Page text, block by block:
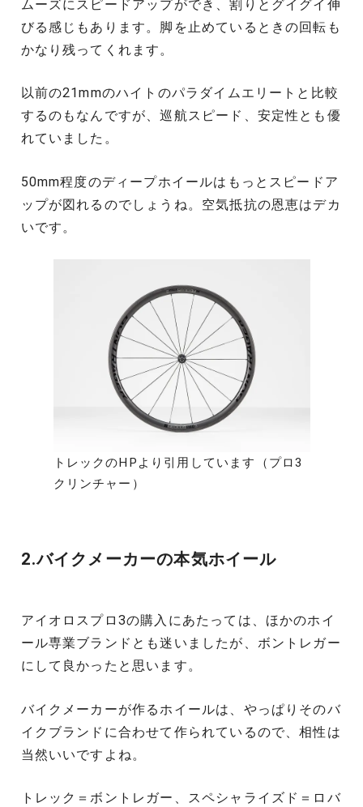
ムーズにスピードアップができ、割りとグイグイ伸
びる感じもあります。脚を止めているときの回転も
かなり残ってくれます。
以前の21mmのハイトのパラダイムエリートと比較
するのもなんですが、巡航スピード、安定性とも優
れていました。
50mm程度のディープホイールはもっとスピードア
ップが図れるのでしょうね。空気抵抗の恩恵はデカ
いです。
トレックのHPより引用しています（プロ3
クリンチャー）
2.バイクメーカーの本気ホイール
アイオロスプロ3の購入にあたっては、ほかのホイ
ール専業ブランドとも迷いましたが、ボントレガー
にして良かったと思います。
バイクメーカーが作るホイールは、やっぱりそのバ
イクブランドに合わせて作られているので、相性は
当然いいですよね。
トレック＝ボントレガー、スペシャライズド＝ロバ